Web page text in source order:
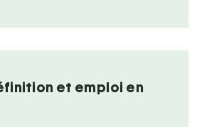
et emploi en